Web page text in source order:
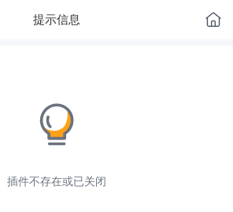
提示信息
插件不存在或已关闭